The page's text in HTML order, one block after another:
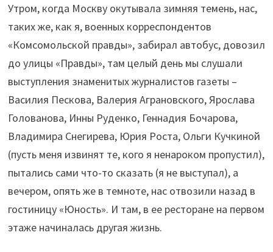
Утром, когда Москву окутывала зимняя темень, нас,
таких же, как я, военных корреспондентов
«Комсомольской правды», забирал автобус, довозил
до улицы «Правды», там целый день мы слушали
выступления знаменитых журналистов газеты –
Василия Пескова, Валерия Аграновского, Ярослава
Голованова, Инны Руденко, Геннадия Бочарова,
Владимира Снегирева, Юрия Роста, Ольги Кучкиной
(пусть меня извинят те, кого я ненароком пропустил),
пытались сами что-то сказать (я не выступал), а
вечером, опять же в темноте, нас отвозили назад в
гостиницу «Юность». И там, в ее ресторане на первом
этаже начиналась другая жизнь.